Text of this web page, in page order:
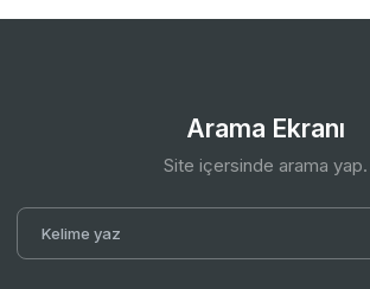
Arama Ekranı
Site içersinde arama yap.